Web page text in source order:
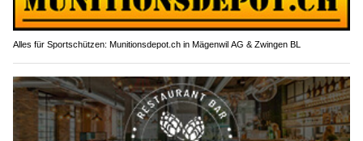
Alles für Sportschützen: Munitionsdepot.ch in Mägenwil AG & Zwingen BL